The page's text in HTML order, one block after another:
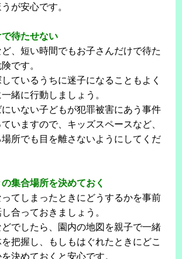
が安心です。
で待たせない
、短い時間でもお子さんだけで待た
です。
ているうちに迷子になることもよく
緒に行動しましょう。
いない子どもが犯罪被害にあう事件
いますので、キッズスペースなど、
所でも目を離さないようにしてくだ
の集合場所を決めておく
てしまったときにどうするかを事前
合っておきましょう。
でしたら、園内の地図を親子で一緒
把握し、もしもはぐれたときにどこ
決めておくと安心です。